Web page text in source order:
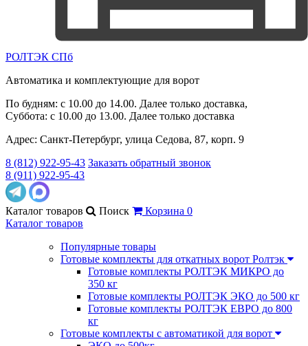
РОЛТЭК СПб
Автоматика и комплектующие для ворот
По будням: с 10.00 до 14.00. Далее только доставка,
Суббота: с 10.00 до 13.00. Далее только доставка
Адрес: Санкт-Петербург, улица Седова, 87, корп. 9
8 (812) 922-95-43 Заказать обратный звонок
8 (911) 922-95-43
Каталог товаров Поиск Корзина 0
Каталог товаров
Популярные товары
Готовые комплекты для откатных ворот Ролтэк
Готовые комплекты РОЛТЭК МИКРО до
350 кг
Готовые комплекты РОЛТЭК ЭКО до 500 кг
Готовые комплекты РОЛТЭК ЕВРО до 800
кг
Готовые комплекты с автоматикой для ворот